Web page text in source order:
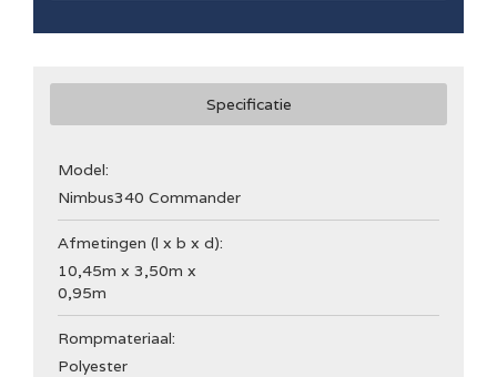
Specificatie
Model:
Nimbus340 Commander
Afmetingen (l x b x d):
10,45m x 3,50m x
0,95m
Rompmateriaal:
Polyester